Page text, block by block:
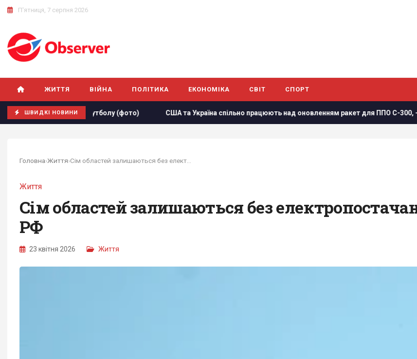
П'ятниця, 7 серпня 2026
ЖИТТЯ ВІЙНА ПОЛІТИКА ЕКОНОМІКА СВІТ СПОРТ
ШВИДКІ НОВИНИ
збірної з футболу (фото) США та Україна спільно працюють над оновленням ракет для ППО С-300, –
Головна›Життя›
Життя
Сім областей залишаються без
РФ
23 квітня 2026 Життя